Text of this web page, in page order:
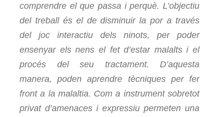
comprendre el que passa i perquè. L’objectiu
del treball és el de disminuir la por a través
del joc interactiu dels ninots, per poder
ensenyar els nens el fet d’estar malalts i el
procés del seu tractament. D’aquesta
manera, poden aprendre tècniques per fer
front a la malaltia. Com a instrument sobretot
privat d’amenaces i expressiu permeten una